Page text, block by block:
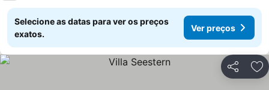
Selecione as datas para ver os preços
exatos.
Ver preços
Partilhar